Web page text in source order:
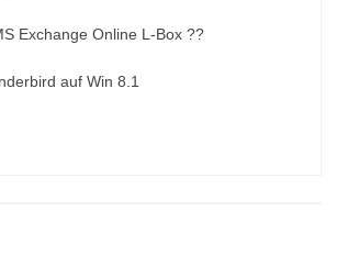
Exchange Online L-Box ??
auf Win 8.1